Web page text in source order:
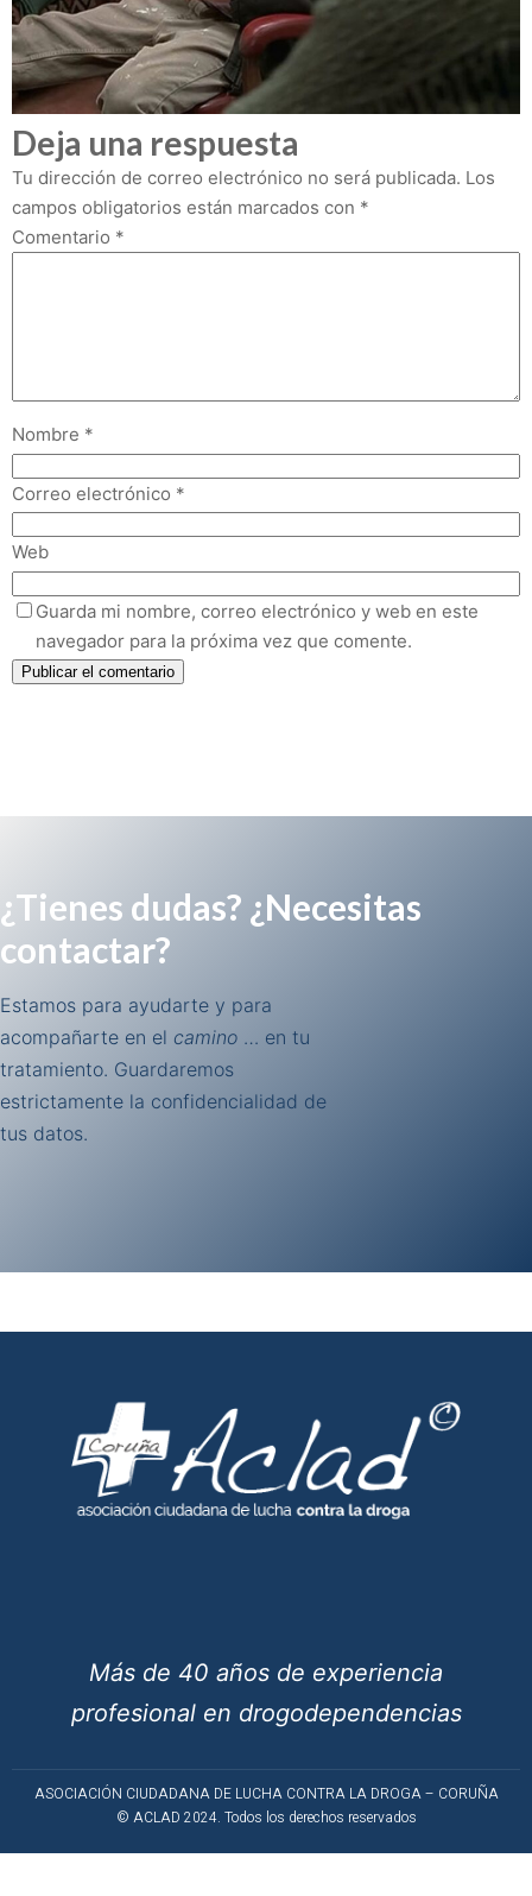
Deja una respuesta
Tu dirección de correo electrónico no será publicada. Los
campos obligatorios están marcados con *
Comentario *
Nombre *
Correo electrónico *
Web
Guarda mi nombre, correo electrónico y web en este
navegador para la próxima vez que comente.
¿Tienes dudas? ¿Necesitas
contactar?
Estamos para ayudarte y para
acompañarte en el camino … en tu
tratamiento. Guardaremos
estrictamente la confidencialidad de
tus datos.
Más de 40 años de experiencia
profesional en drogodependencias
ASOCIACIÓN CIUDADANA DE LUCHA CONTRA LA DROGA – CORUÑA
© ACLAD 2024. Todos los derechos reservados